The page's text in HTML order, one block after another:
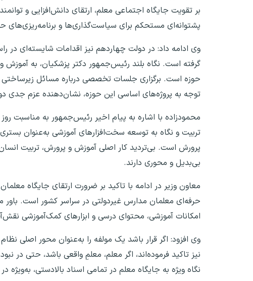
بر تقویت جایگاه اجتماعی معلم، ارتقای دانش‌افزایی و
پشتوانه‌ای مستحکم برای سیاست‌گذاری‌ها و برنامه‌ریزی‌های
وی ادامه داد: در دولت چهاردهم نیز اقدامات شایسته‌ای در
گرفته است. نگاه بلند رئیس‌جمهور دکتر پزشکیان، به
حوزه است. برگزاری جلسات تخصصی درباره مسائل
توجه به پروژه‌های اساسی این حوزه، نشان‌دهنده عزم جدی
محمودزاده با اشاره به پیام اخیر رئیس‌جمهور به مناسبت
تربیت و نگاه به توسعه سخت‌افزارهای آموزشی به‌عنوان
پرورش است. بی‌تردید کار اصلی آموزش و پرورش، تربیت
بی‌بدیل و محوری دارند.
معاون وزیر در ادامه با تاکید بر ضرورت ارتقای جایگاه
حرفه‌ای معلمان مدارس غیردولتی در سراسر کشور است.
امکانات آموزشی، محتوای درسی و ابزارهای کمک‌آموزشی
وی افزود: اگر قرار باشد یک مولفه را به‌عنوان محور اصلی
نیز تاکید فرموده‌اند، اگر معلم، معلمِ واقعی باشد، حتی در
نگاه ویژه به جایگاه معلم در تمامی اسناد بالادستی،